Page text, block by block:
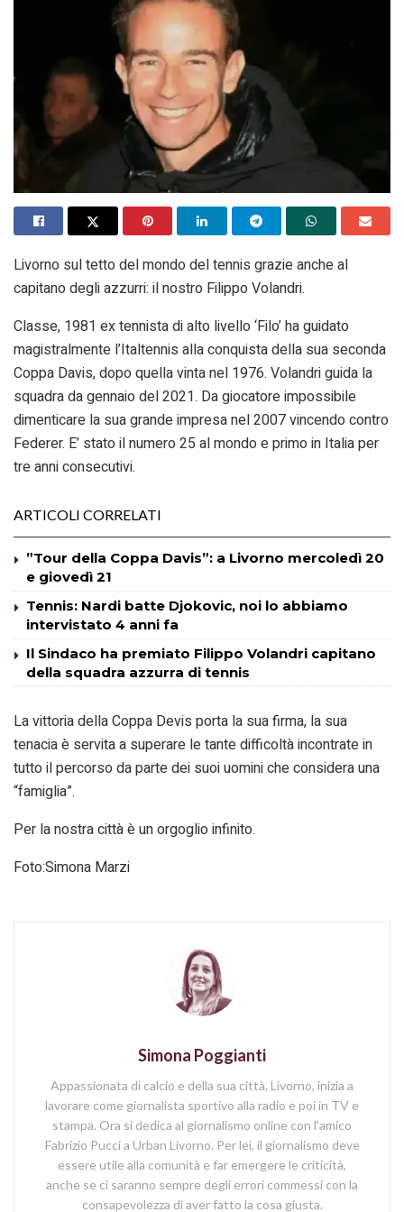
Livorno sul tetto del mondo del tennis grazie anche al
capitano degli azzurri: il nostro Filippo Volandri.
Classe, 1981 ex tennista di alto livello ‘Filo’ ha guidato
magistralmente l’Italtennis alla conquista della sua seconda
Coppa Davis, dopo quella vinta nel 1976. Volandri guida la
squadra da gennaio del 2021. Da giocatore impossibile
dimenticare la sua grande impresa nel 2007 vincendo contro
Federer. E’ stato il numero 25 al mondo e primo in Italia per
tre anni consecutivi.
ARTICOLI CORRELATI
”Tour della Coppa Davis”: a Livorno mercoledì 20
e giovedì 21
Tennis: Nardi batte Djokovic, noi lo abbiamo
intervistato 4 anni fa
Il Sindaco ha premiato Filippo Volandri capitano
della squadra azzurra di tennis
La vittoria della Coppa Devis porta la sua firma, la sua
tenacia è servita a superare le tante difficoltà incontrate in
tutto il percorso da parte dei suoi uomini che considera una
“famiglia”.
Per la nostra città è un orgoglio infinito.
Foto:Simona Marzi
Simona Poggianti
Appassionata di calcio e della sua città, Livorno, inizia a
lavorare come giornalista sportivo alla radio e poi in TV e
stampa. Ora si dedica al giornalismo online con l'amico
Fabrizio Pucci a Urban Livorno. Per lei, il giornalismo deve
essere utile alla comunità e far emergere le criticità,
anche se ci saranno sempre degli errori commessi con la
consapevolezza di aver fatto la cosa giusta.